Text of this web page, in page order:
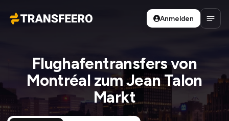
Transfeero
Anmelden
Flughafentransfers von
Montréal zum Jean Talon
Markt